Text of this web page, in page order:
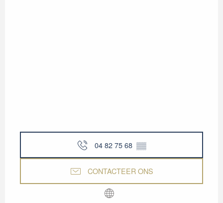
04 82 75 68 ▒▒
CONTACTEER ONS